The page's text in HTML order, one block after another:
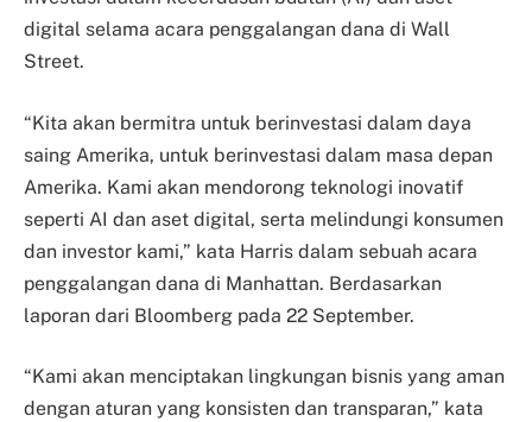
digital selama acara penggalangan dana di Wall
Street.
“Kita akan bermitra untuk berinvestasi dalam daya
saing Amerika, untuk berinvestasi dalam masa depan
Amerika. Kami akan mendorong teknologi inovatif
seperti AI dan aset digital, serta melindungi konsumen
dan investor kami,” kata Harris dalam sebuah acara
penggalangan dana di Manhattan. Berdasarkan
laporan dari Bloomberg pada 22 September.
“Kami akan menciptakan lingkungan bisnis yang aman
dengan aturan yang konsisten dan transparan,” kata